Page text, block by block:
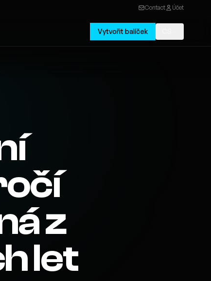
Contact Účet
Vytvořit balíček
z
let